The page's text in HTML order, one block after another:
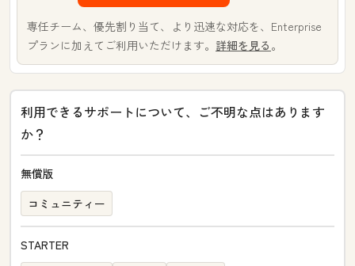
利用できるサポートについて、ご不明な点はあります
か？
無償版
コミュニティー
STARTER
専任チーム、優先割り当て、より迅速な対応を、Enterprise
プランに加えてご利用いただけます。 詳細を見る 。